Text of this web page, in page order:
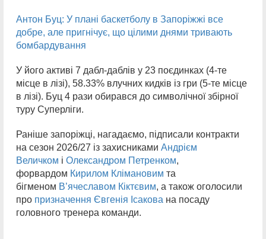
Антон Буц: У плані баскетболу в Запоріжжі все
добре, але пригнічує, що цілими днями тривають
бомбардування
У його активі 7 дабл-даблів у 23 поєдинках (4-те
місце в лізі), 58.33% влучних кидків із гри (5-те місце
в лізі). Буц 4 рази обирався до символічної збірної
туру Суперліги.
Раніше запоріжці, нагадаємо, підписали контракти
на сезон 2026/27 із захисниками Андрієм
Величком і Олександром Петренком,
форвардом Кирилом Клімановим та
бігменом В’ячеславом Кіктєвим, а також оголосили
про призначення Євгенія Ісакова на посаду
головного тренера команди.